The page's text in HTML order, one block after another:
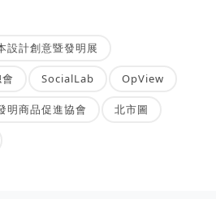
設計創意暨發明展
SocialLab OpView
明商品促進協會 北市圖